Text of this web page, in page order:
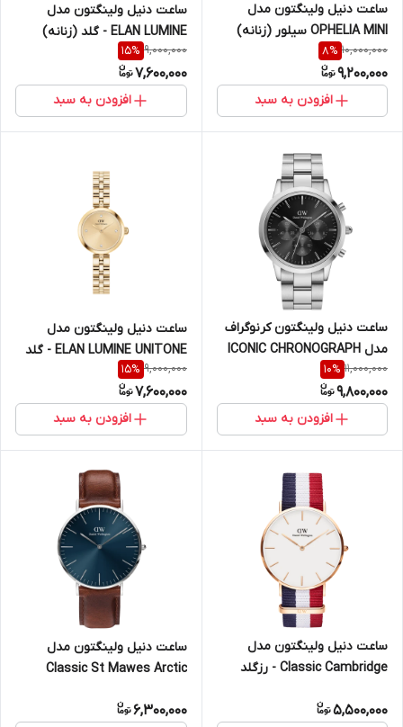
ساعت دنیل ولینگتون مدل
OPHELIA MINI سیلور (زنانه)
10,000,000
8%
9,200,000
افزودن به سبد
ساعت دنیل ولینگتون مدل
ELAN LUMINE - گلد (زنانه)
9,000,000
15%
7,600,000
افزودن به سبد
ساعت دنیل ولینگتون کرنوگراف
مدل ICONIC CHRONOGRAPH
(مردانه)
11,000,000
10%
9,800,000
افزودن به سبد
ساعت دنیل ولینگتون مدل
ELAN LUMINE UNITONE - گلد
(زنانه)
9,000,000
15%
7,600,000
افزودن به سبد
ساعت دنیل ولینگتون مدل
Classic Cambridge - رزگلد
5,500,000
ساعت دنیل ولینگتون مدل
Classic St Mawes Arctic
6,300,000